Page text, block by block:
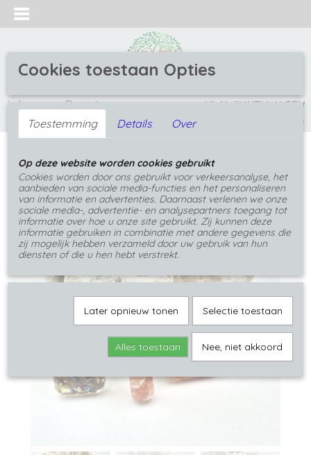
Inloggen Registreren UW WINKELWAGEN
(0)
Home>Hangers>Hangers met edelsteen
en Carneool resin Hanger
Cookies toestaan Opties
Toestemming Details Over
Op deze website worden cookies gebruikt
Cookies worden door ons gebruikt voor verkeersanalyse, het
aanbieden van sociale media-functies en het personaliseren
van informatie en advertenties. Daarnaast verlenen we onze
sociale media-, advertentie- en analysepartners toegang tot
informatie over hoe u onze site gebruikt. Zij kunnen deze
informatie gebruiken in combinatie met andere gegevens die
zij mogelijk hebben verzameld door uw gebruik van hun
diensten of die u hen hebt verstrekt.
Later opnieuw tonen Selectie toestaan
Alles toestaan Nee, niet akkoord